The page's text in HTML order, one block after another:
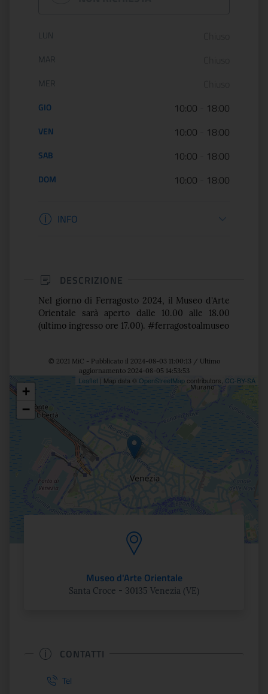
Orario di apertura:
LUN
MAR
MER
GIO 10:00 18:00
VEN 10:00 18:00
SAB 10:00 18:00
DOM 10:00 18:00
Informazioni apertura
INFO
DESCRIZIONE
Nel giorno di Ferragosto 2024, il Museo d'Arte
Orientale sarà aperto dalle 10.00 alle 18.00
(ultimo ingresso ore 17.00). #ferragostoalmuseo
© 2021 MiC - Pubblicato il 2024-08-03 11:00:13 / Ultimo
aggiornamento 2024-08-05 14:53:53
Posizione
+
−
Leaflet | Map data © OpenStreetMapcontributors, CC-BY-SA
Museo d'Arte Orientale
Santa Croce - 30135 Venezia (VE)
CONTATTI
Tel